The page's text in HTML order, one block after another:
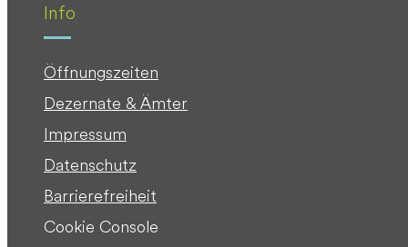
Info
Öffnungszeiten
Dezernate & Ämter
Impressum
Datenschutz
Barrierefreiheit
Cookie Console